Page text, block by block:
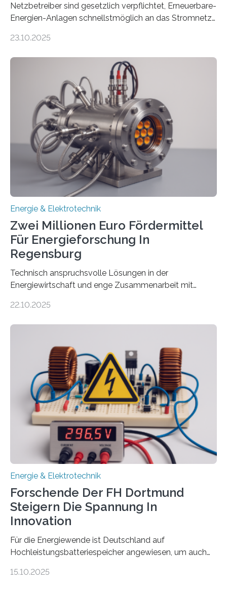
Netzbetreiber sind gesetzlich verpflichtet, Erneuerbare-
Energien-Anlagen schnellstmöglich an das Stromnetz
ermöglichen. Doch der dafür nötige Netzausbau hinkt
einem „Anschlussstau“. Die Stiftung
Umweltenergierecht hat den Rechtsrahmen in einem
neuen Bericht für die Praxis eingeordnet – inklusive der
Rolle von flexiblen Netzanschlussvereinbarungen. Der
Netzanschluss von Erneuerbare-Energien-Anlagen
(EE-Anlagen) ist entscheidend für die Energiewende.
Denn ohne Anschluss an das Netz kann kein Strom
eingespeist werden. Nach dem Erneuerbare-Energien-
Gesetz (EEG) sind Netzbetreiber…
23.10.2025
Energie & Elektrotechnik
Zwei Millionen Euro Fördermittel
Für Energieforschung In
Regensburg
Technisch anspruchsvolle Lösungen in der
Energiewirtschaft und enge Zusammenarbeit mit
neuen EU-geförderten Transfer-Projekte zu
Energietechnologien werden vom Europäischen
Sozialfonds Plus (ESF+) gefördert – mit einer
Gesamtsumme von mehr als zwei Millionen Euro.
Damit zählt die Hochschule zu den großen
Gewinnerinnen der aktuellen Förderrunde des
Bayerischen Wissenschaftsministeriums. Im
Mittelpunkt steht der direkte Wissenstransfer: Neue
wissenschaftliche Erkenntnisse sollen rasch in die
22.10.2025
Energie & Elektrotechnik
Forschende Der FH Dortmund
Steigern Die Spannung In
Innovation
Für die Energiewende ist Deutschland auf
Hochleistungsbatteriespeicher angewiesen, um auch
Doch mit der immensen Zahl einzelner Batteriezellen,
15.10.2025